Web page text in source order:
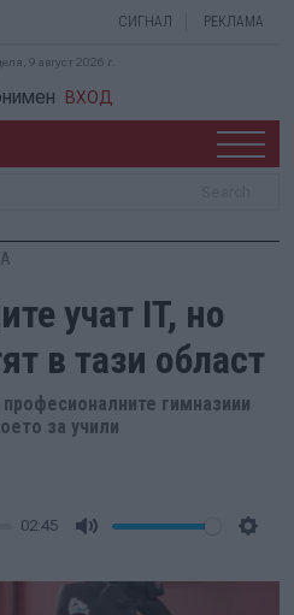
СИГНАЛ РЕКЛАМА
9 август 2026 г.
ВХОД
учат IT, но
в тази област
гимназиии
за учили
02:45